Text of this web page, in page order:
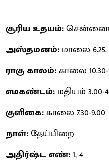
சூரிய உதயம்:
அஸ்தமனம்: மாலை 6.25.
ராகு காலம்:காலை 10.30-
எமகண்டம்: மதியம் 3.00-
குளிகை:காலை 7.30-9.00
நாள்:தேய்பிறை
அதிர்ஷ்ட எண்:1, 4